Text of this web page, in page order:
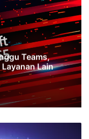
Teams,
Lain